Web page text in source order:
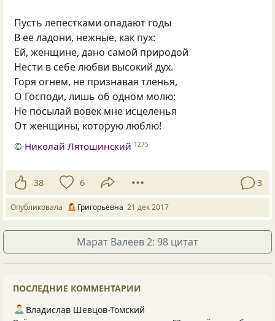
Пусть лепестками опадают годы
В ее ладони, нежные, как пух:
Ей, женщине, дано самой природой
Нести в себе любви высокий дух.
Горя огнем, не признавая тленья,
О Господи, лишь об одном молю:
Не посылай вовек мне исцеленья
От женщины, которую люблю!
© Николай Лятошинский 1275
38 6 3
Опубликовала Григорьевна 21 дек 2017
Марат Валеев 2: 98 цитат
ПОСЛЕДНИЕ КОММЕНТАРИИ
Владислав Шевцов-Томский